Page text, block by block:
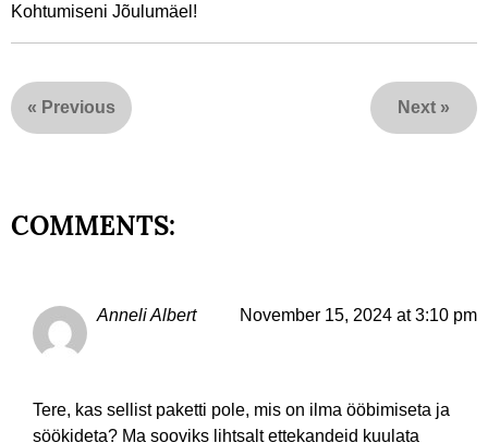
Kohtumiseni Jõulumäel!
« Previous Next »
COMMENTS:
Anneli Albert November 15, 2024 at 3:10 pm
Tere, kas sellist paketti pole, mis on ilma ööbimiseta ja
söökideta? Ma sooviks lihtsalt ettekandeid kuulata